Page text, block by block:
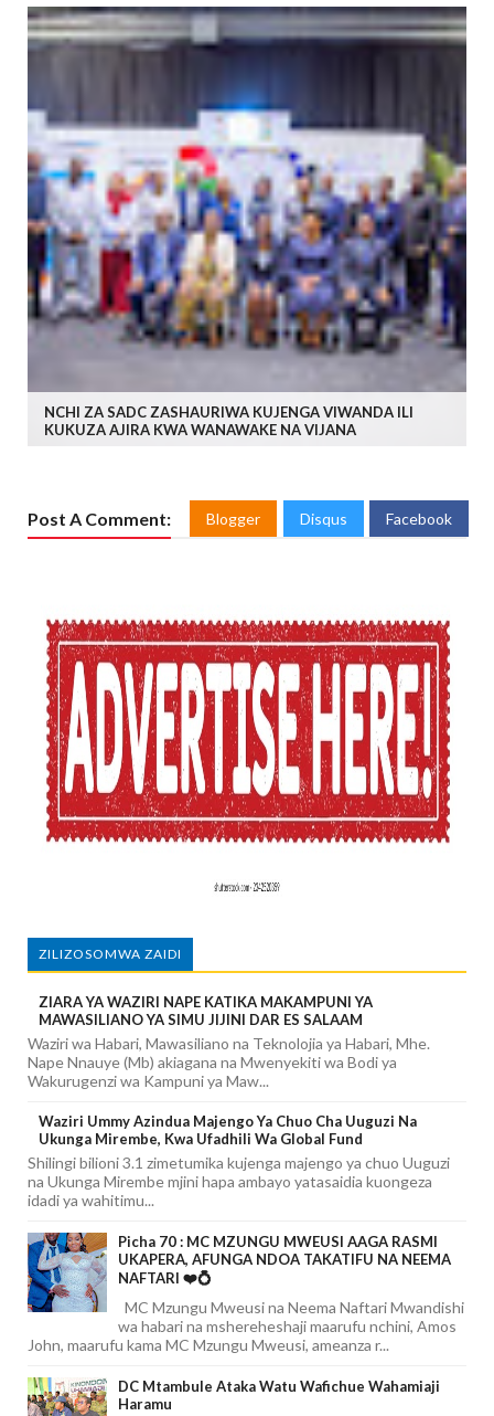
NCHI ZA SADC ZASHAURIWA KUJENGA VIWANDA ILI
KUKUZA AJIRA KWA WANAWAKE NA VIJANA
Post A Comment: Blogger Disqus Facebook
ZILIZOSOMWA ZAIDI
ZIARA YA WAZIRI NAPE KATIKA MAKAMPUNI YA
MAWASILIANO YA SIMU JIJINI DAR ES SALAAM
Waziri wa Habari, Mawasiliano na Teknolojia ya Habari, Mhe.
Nape Nnauye (Mb) akiagana na Mwenyekiti wa Bodi ya
Wakurugenzi wa Kampuni ya Maw...
Waziri Ummy Azindua Majengo Ya Chuo Cha Uuguzi Na
Ukunga Mirembe, Kwa Ufadhili Wa Global Fund
Shilingi bilioni 3.1 zimetumika kujenga majengo ya chuo Uuguzi
na Ukunga Mirembe mjini hapa ambayo yatasaidia kuongeza
idadi ya wahitimu...
Picha 70 : MC MZUNGU MWEUSI AAGA RASMI
UKAPERA, AFUNGA NDOA TAKATIFU NA NEEMA
NAFTARI ❤️💍
MC Mzungu Mweusi na Neema Naftari Mwandishi
wa habari na mshereheshaji maarufu nchini, Amos
John, maarufu kama MC Mzungu Mweusi, ameanza r...
DC Mtambule Ataka Watu Wafichue Wahamiaji
Haramu